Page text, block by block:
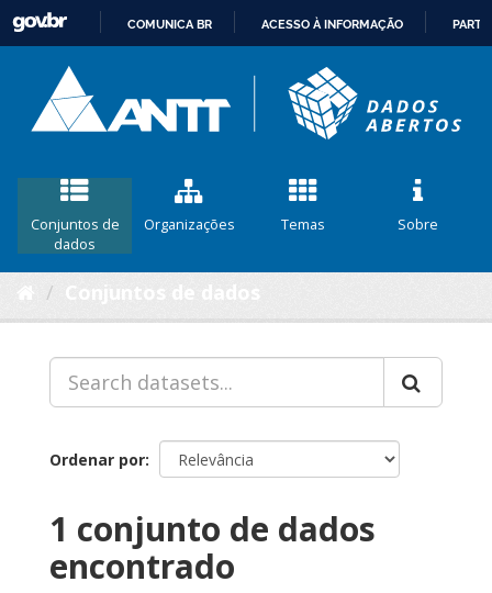
CONTEÚDO
COMUNICA BR ACESSO À INFORMAÇÃO
Conjuntos de
dados
Organizações Temas Sobre
Ordenar por
1 conjunto de dados
encontrado